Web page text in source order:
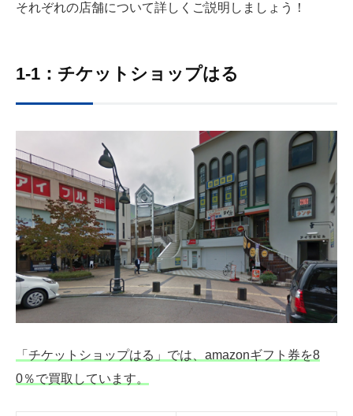
それぞれの店舗について詳しくご説明しましょう！
1-1：チケットショップはる
「チケットショップはる」では、amazonギフト券を8
0％で買取しています。